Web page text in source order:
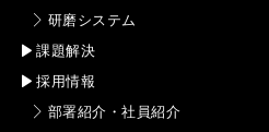
研磨システム
課題解決
採用情報
部署紹介・社員紹介